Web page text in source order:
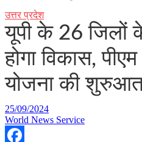
उत्तर प्रदेश
यूपी के 26 जिलों
होगा विकास,
योजना की
25/09/2024
World News Service